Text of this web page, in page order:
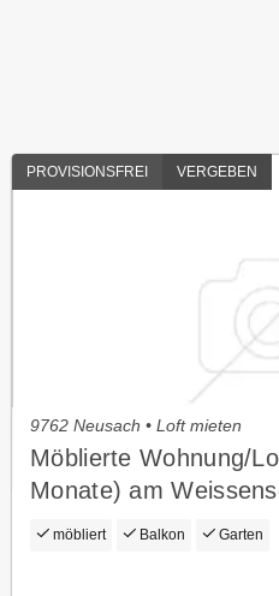
PROVISIONSFREI VERGEBEN
9762 Neusach • Loft mieten
Möblierte Wohnung/
Monate) am
Wäscheservice
möbliert Balkon Garten